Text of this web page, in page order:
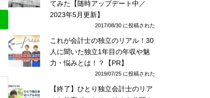
てみた【随時アップデート中／
2023年5月更新】
2017/08/30 に投稿された
これが会計士の独立のリアル！30
人に聞いた独立1年目の年収や魅
力・悩みとは！？【PR】
2019/07/25 に投稿された
【終了】ひとり独立会計士のリア